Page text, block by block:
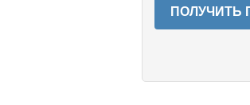
ПОЛУЧИТЬ